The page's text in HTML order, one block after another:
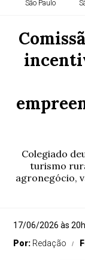
São Paulo
Colegiado
turismo
agronegócio,
17/06/2026 às
Por: Redação